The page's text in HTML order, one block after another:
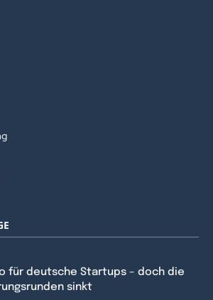
für deutsche Startups – doch die
sinkt